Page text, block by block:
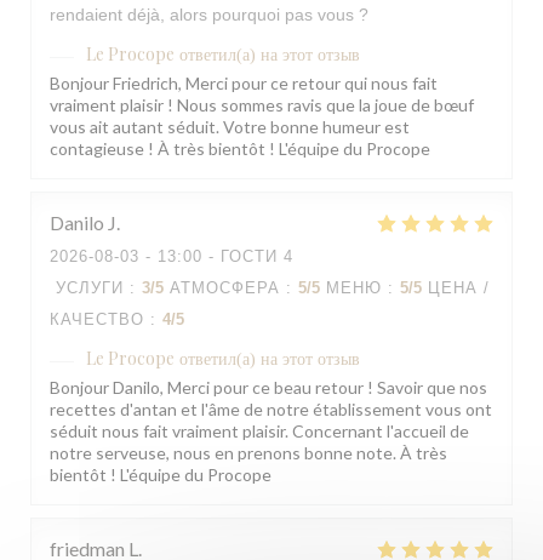
rendaient déjà, alors pourquoi pas vous ?
Le Procope ответил(а) на этот отзыв
Bonjour Friedrich, Merci pour ce retour qui nous fait
vraiment plaisir ! Nous sommes ravis que la joue de bœuf
vous ait autant séduit. Votre bonne humeur est
contagieuse ! À très bientôt ! L'équipe du Procope
Danilo J
2026-08-03 - 13:00 - ГОСТИ 4
УСЛУГИ : 3/5 АТМОСФЕРА : 5/5 МЕНЮ : 5/5 ЦЕНА /
КАЧЕСТВО : 4/5
Le Procope ответил(а) на этот отзыв
Bonjour Danilo, Merci pour ce beau retour ! Savoir que nos
recettes d'antan et l'âme de notre établissement vous ont
séduit nous fait vraiment plaisir. Concernant l'accueil de
notre serveuse, nous en prenons bonne note. À très
bientôt ! L'équipe du Procope
friedman L